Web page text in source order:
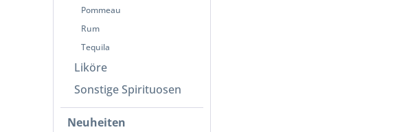
Pommeau
Rum
Tequila
Liköre
Sonstige Spirituosen
Neuheiten